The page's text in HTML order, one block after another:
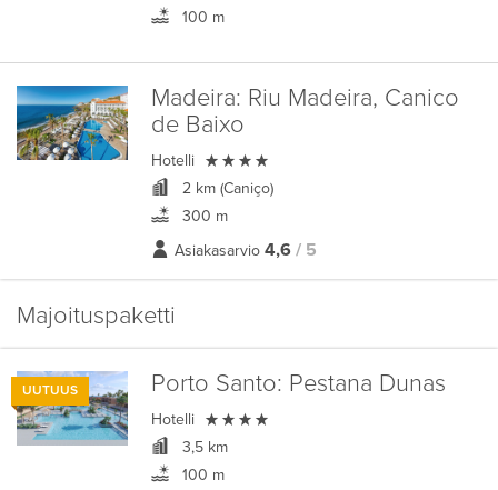
100 m
Madeira: Riu Madeira, Canico
de Baixo
Hotelli 
2 km (Caniço)
300 m
Asiakasarvio 4,6 / 5
Majoituspaketti
UUTUUS Porto Santo: Pestana Dunas
Hotelli 
3,5 km
100 m